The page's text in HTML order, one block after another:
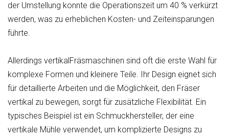
der Umstellung konnte die Operationszeit um 40 % verkürzt
werden, was zu erheblichen Kosten- und Zeiteinsparungen
führte.
Allerdings vertikalFräsmaschinen sind oft die erste Wahl für
komplexe Formen und kleinere Teile. Ihr Design eignet sich
für detaillierte Arbeiten und die Möglichkeit, den Fräser
vertikal zu bewegen, sorgt für zusätzliche Flexibilität. Ein
typisches Beispiel ist ein Schmuckhersteller, der eine
vertikale Mühle verwendet, um komplizierte Designs zu